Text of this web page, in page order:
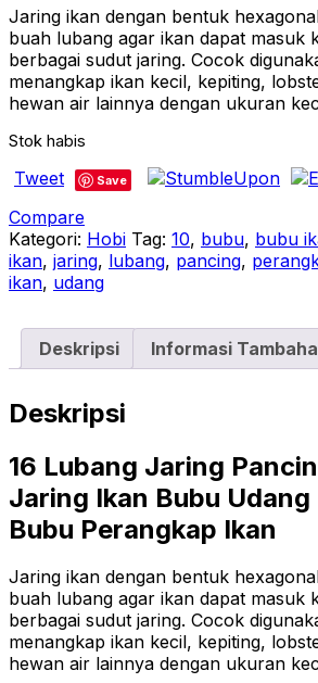
Jaring ikan dengan bentuk
buah lubang agar ikan dapat masuk
berbagai sudut jaring. Cocok
menangkap ikan kecil, kepiting,
hewan air lainnya dengan ukuran
Stok habis
Tweet Save
Compare
Kategori: Hobi Tag: 10, bubu, bubu
ikan, jaring, lubang, pancing,
ikan, udang
Deskripsi Informasi
Deskripsi
16 Lubang Jaring
Jaring Ikan Bubu Udang
Bubu Perangkap Ikan
Jaring ikan dengan bentuk
buah lubang agar ikan dapat masuk
berbagai sudut jaring. Cocok
menangkap ikan kecil, kepiting,
hewan air lainnya dengan ukuran